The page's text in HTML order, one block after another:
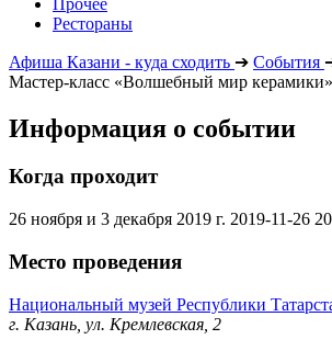
Рестораны
Афиша Казани - куда сходить ➔ События
Мастер-класс «Волшебный мир
Информация о событии
Когда проходит
26 ноября и 3 декабря 2019 г. 2019-11-26
Место проведения
Национальный музей Республики
г. Казань, ул. Кремлевская, 2